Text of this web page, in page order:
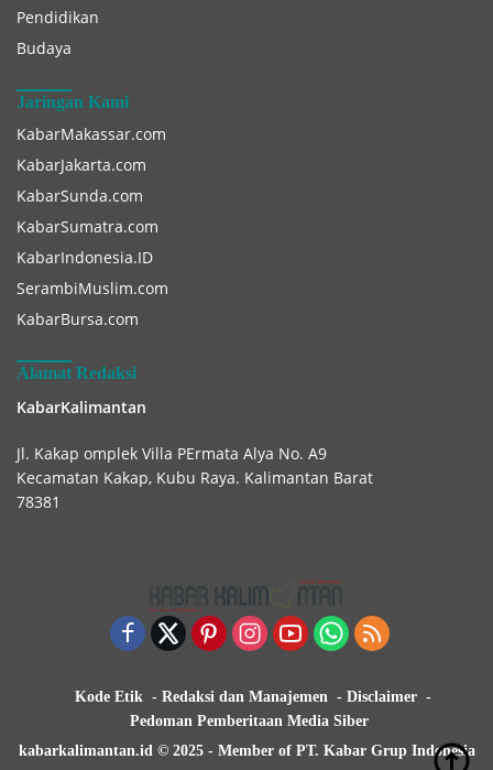
Pendidikan
Budaya
Jaringan Kami
KabarMakassar.com
KabarJakarta.com
KabarSunda.com
KabarSumatra.com
KabarIndonesia.ID
SerambiMuslim.com
KabarBursa.com
Alamat Redaksi
KabarKalimantan
Jl. Kakap omplek Villa PErmata Alya No. A9
Kecamatan Kakap, Kubu Raya. Kalimantan Barat
78381
Kode Etik Redaksi dan Manajemen
Disclaimer
Pedoman Pemberitaan Media Siber
kabarkalimantan.id © 2025 - Member of PT. Kabar Grup Indonesia